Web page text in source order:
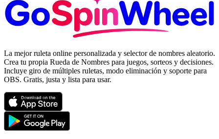
La mejor ruleta online personalizada y selector de nombres aleatorio.
Crea tu propia Rueda de Nombres para juegos, sorteos y decisiones.
Incluye giro de múltiples ruletas, modo eliminación y soporte para
OBS. Gratis, justa y lista para usar.